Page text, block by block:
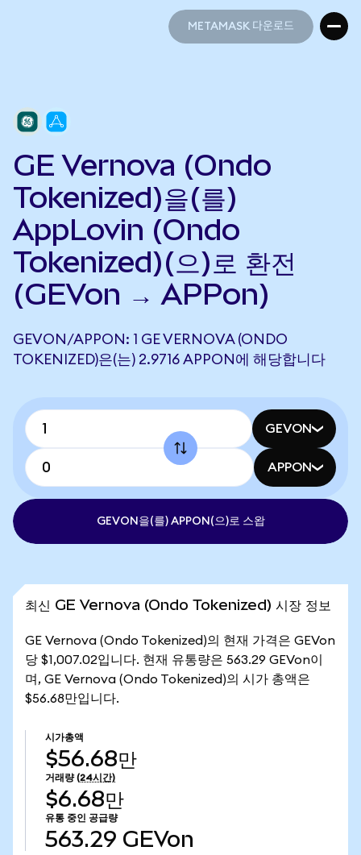
METAMASK 다운로드
GE Vernova (Ondo
Tokenized)을(를)
AppLovin (Ondo
Tokenized)(으)로 환전
(GEVon → APPon)
GEVON/APPON: 1 GE VERNOVA (ONDO
TOKENIZED)은(는) 2.9716 APPON에 해당합니다
GEVON
APPON
GEVON을(를) APPON(으)로 스왑
최신 GE Vernova (Ondo Tokenized) 시장 정보
GE Vernova (Ondo Tokenized)의 현재 가격은 GEVon
당 $1,007.02입니다. 현재 유통량은 563.29 GEVon이
며, GE Vernova (Ondo Tokenized)의 시가 총액은
$56.68만입니다.
시가총액
$56.68만
거래량 (24시간)
$6.68만
유통 중인 공급량
563.29 GEVon